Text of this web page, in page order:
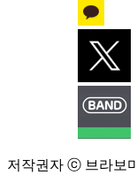
저작권자 ⓒ 브라보